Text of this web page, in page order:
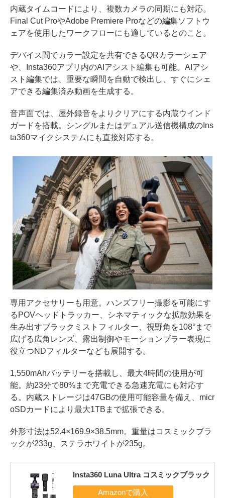
内蔵タイムコードにより、複数カメラの同期にも対応。
Final Cut ProやAdobe Premiere Proなどの編集ソフトウ
ェアを使用したワークフローにも適しているとのこと。
デバイス間でカラー設定を共有できるQRカラーシェア
や、Insta360アプリ内のAIアシスト編集も可能。AIアシ
スト編集では、重要な瞬間を自動で検出し、すぐにシェ
アできる編集済み動画を生成する。
音声面では、屋外録音をよりクリアにする内蔵ウインド
ガードを搭載。シングルまたはデュアル送信機構成のIns
ta360マイクシステムにも直接対応する。
専用アクセサリーも用意。ハンズフリー撮影を可能にす
るPOVヘッドトラッカー、シネマティックな拡散効果を
生み出すブラックミストフィルター、視野角を108°まで
広げる広角レンズ、露出制御やモーションブラー表現に
役立つNDフィルターなども展開する。
1,550mAhバッテリーを搭載し、最大4時間の使用が可
能。約23分で80%まで充電できる急速充電にも対応す
る。内蔵ストレージは47GBの使用可能容量を備え、micr
oSDカードにより最大1TBまで拡張できる。
外形寸法は52.4×169.9×38.5mm。重量はコスミックブラ
ックが233g、ステラホワイトが235g。
Insta360 Luna Ultra コスミックブラック